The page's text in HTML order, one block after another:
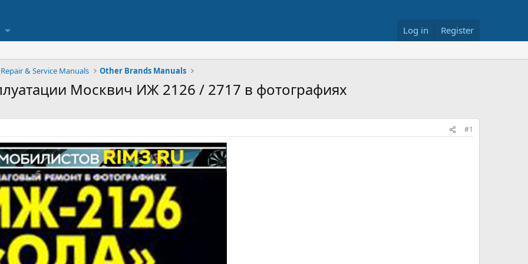
Log in Register
Repair & Service Manuals Other Brands Manuals
Москвич ИЖ 2126 / 2717 в фотографиях
#1